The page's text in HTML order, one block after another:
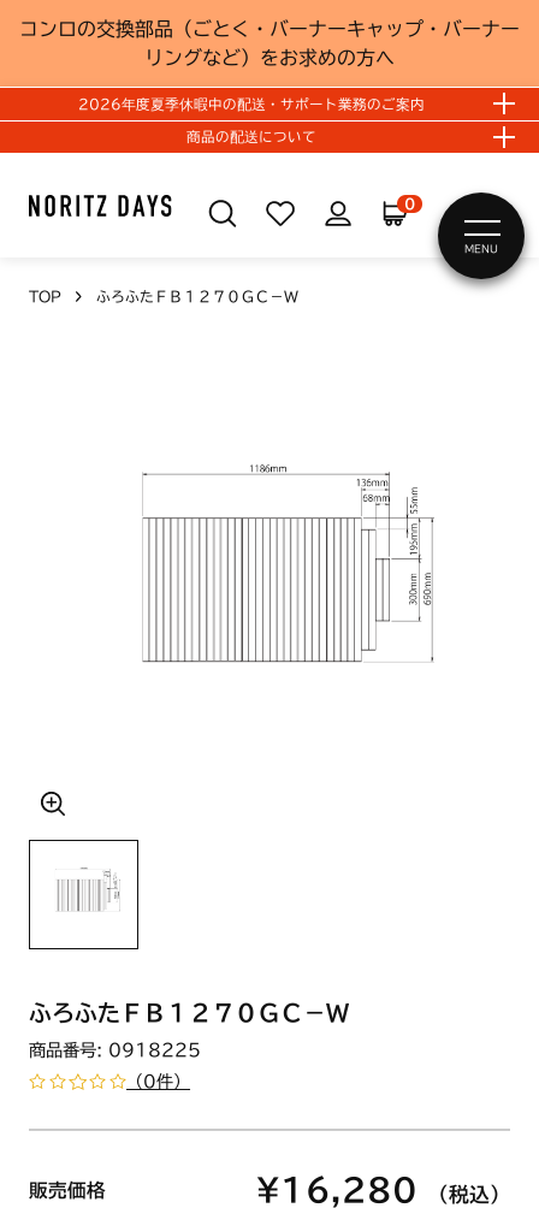
コンロの交換部品（ごとく・バーナーキャップ・バーナー
リングなど）をお求めの方へ
2026年度夏季休暇中の配送・サポート業務のご案内
商品の配送について
0
MENU
TOP ふろふたＦＢ１２７０ＧＣ－Ｗ
ふろふたＦＢ１２７０ＧＣ－Ｗ
商品番号: 0918225
（0件）
販売価格 ¥16,280 （税込）